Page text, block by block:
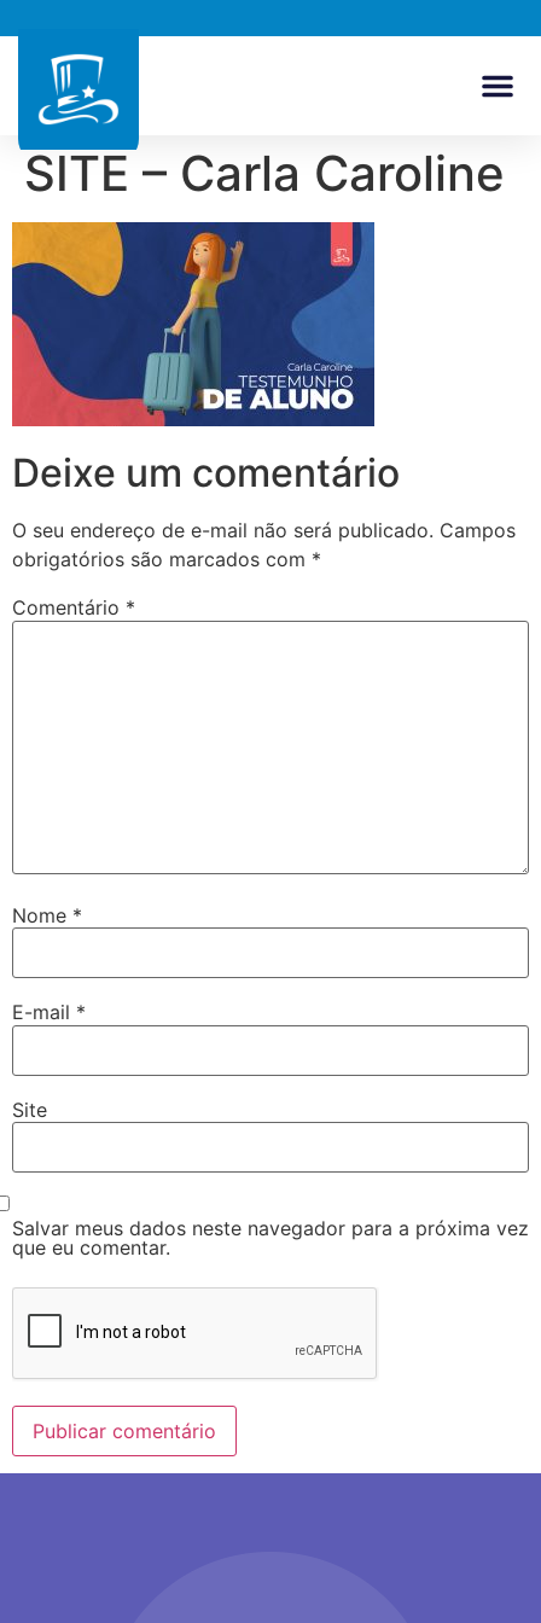
SITE – Carla Caroline
Deixe um comentário
O seu endereço de e-mail não será publicado. Campos
obrigatórios são marcados com *
Comentário *
Nome *
E-mail *
Site
Salvar meus dados neste navegador para a próxima vez
que eu comentar.